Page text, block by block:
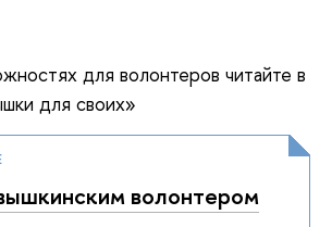
для волонтеров читайте в
для своих»
волонтером